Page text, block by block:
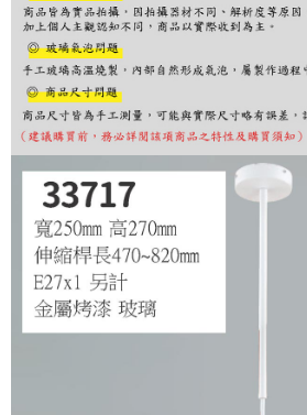
ATM／網路銀行／等多元方式進行付款，方視
※ 請注意：結帳手續完成當下不需立刻繳費，但
購買商品的店家。未經商家同意取消之訂單仍視
後付繳納相關費用。
※ 交易是否成功請以「AFTEE先享後付 」之結
是否繳費成功／繳費後需取消欲退款等相關疑問
客戶支援中心」https://
【注意事項】
１．透過由恩沛科技股份有限公司提供之「
易，需依本服務之必要範圍內提供個人資料，
權轉讓予恩沛科技股份有限公司。
２．關於個人資料處理事宜，請瀏覽以下網址：
https://aftee.tw/terms/#terms3
３．未成年的使用者請事先徵得法定代理人或監
「AFTEE先享後付」，若未經同意申辦者引起